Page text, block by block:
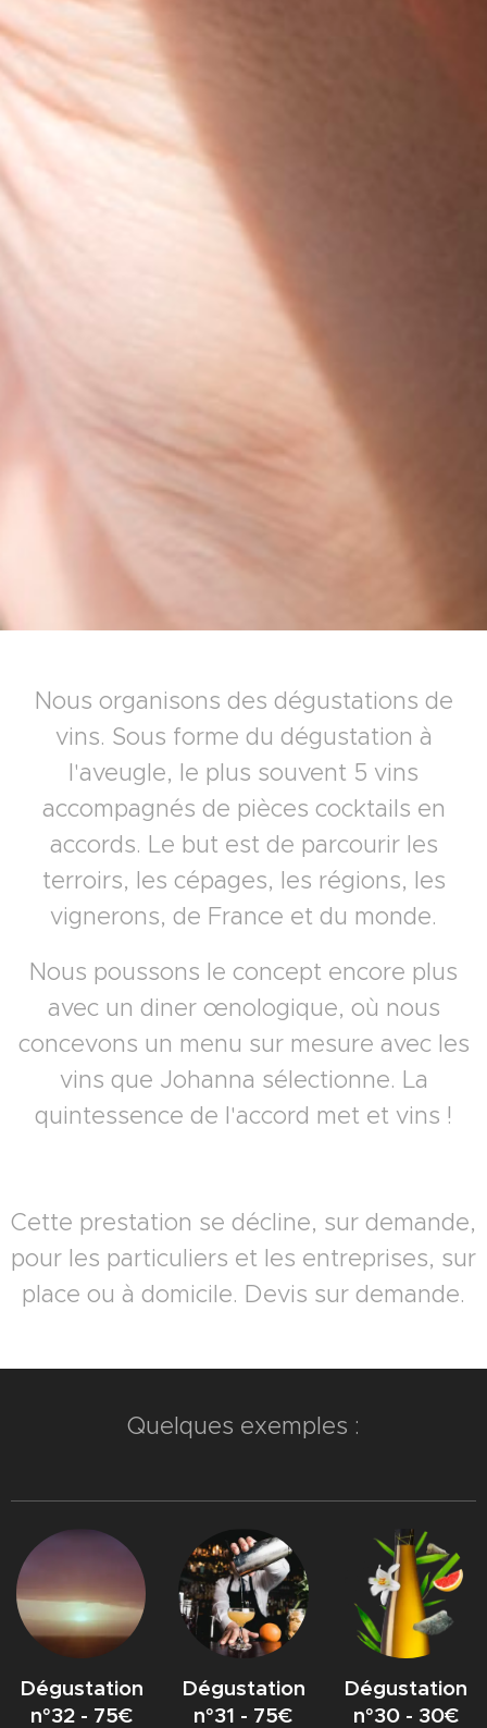
Nous organisons des dégustations de
vins. Sous forme du dégustation à
l'aveugle, le plus souvent 5 vins
accompagnés de pièces cocktails en
accords. Le but est de parcourir les
terroirs, les cépages, les régions, les
vignerons, de France et du monde.
Nous poussons le concept encore plus
avec un diner œnologique, où nous
concevons un menu sur mesure avec les
vins que Johanna sélectionne. La
quintessence de l'accord met et vins !
Cette prestation se décline, sur demande,
pour les particuliers et les entreprises, sur
place ou à domicile. Devis sur demande.
Quelques exemples :
Dégustation
n°32 - 75€
Dégustation
n°31 - 75€
Dégustation
n°30 - 30€